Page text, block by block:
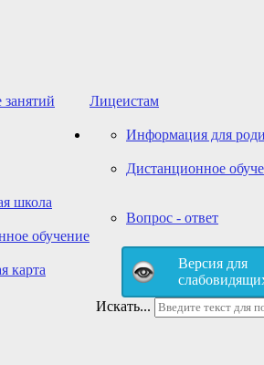
Лицеистам
занятий
школа
обучение
карта
Информация для
Дистанционное
Вопрос - ответ
Версия для
Искать...